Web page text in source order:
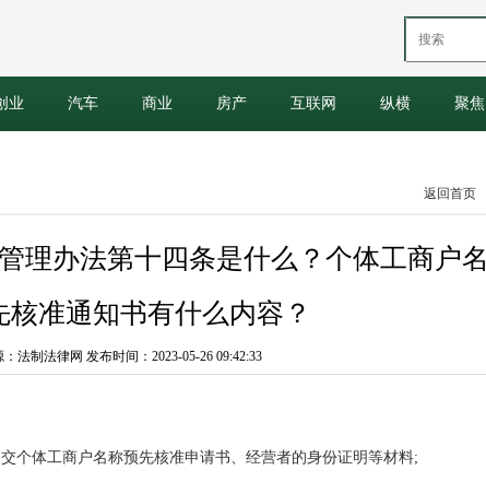
业 汽车 商业 房产 互联网 纵横 聚焦
返回首页
理办法第十四条是什么？个体工商户名
核准通知书有什么内容？
：法制法律网 发布时间：2023-05-26 09:42:33
个体工商户名称预先核准申请书、经营者的身份证明等材料;